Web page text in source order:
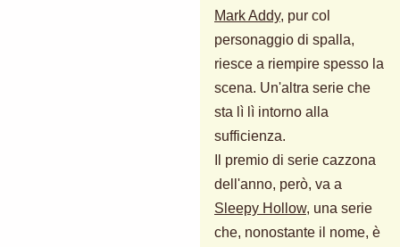
Mark Addy, pur col
personaggio di spalla,
riesce a riempire spesso la
scena. Un'altra serie che
sta lì lì intorno alla
sufficienza.
Il premio di serie cazzona
dell'anno, però, va a
Sleepy Hollow, una serie
che, nonostante il nome, è